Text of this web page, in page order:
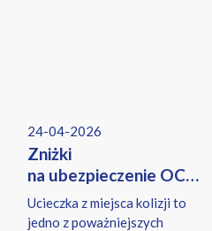
24-04-2026
Zniżki
na ubezpieczenie OC
dla seniorów – kiedy
emeryt zapłaci mniej?
Ucieczka z miejsca kolizji to
jedno z poważniejszych